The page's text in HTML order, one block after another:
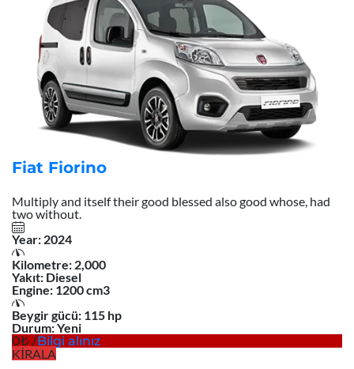
Fiat Fiorino
Multiply and itself their good blessed also good whose, had
two without.
Year: 2024
Kilometre: 2,000
Yakıt: Diesel
Engine: 1200 cm3
Beygir gücü: 115 hp
Durum:Yeni
0
/Bilgi alınız
KİRALA